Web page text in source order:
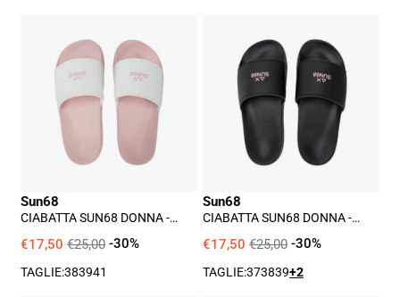
Sun68
Donna
Rosa
Sun68
CIABATTA SUN68 DONNA -
€17,50 €25,00 -30%
TAGLIE:383941
Sun68
Donna
Nero
Sun68
CIABATTA SUN68 DONNA -
€17,50 €25,00 -30%
TAGLIE:373839+2